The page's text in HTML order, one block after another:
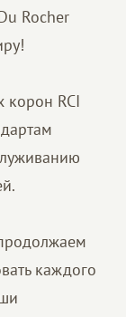
Rocher
корон RCI
каждого